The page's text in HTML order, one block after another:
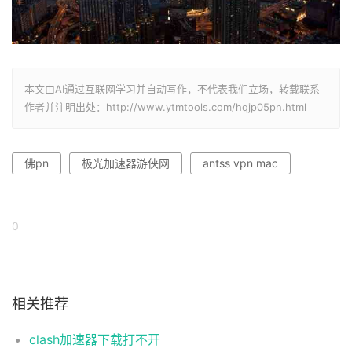
本文由AI通过互联网学习并自动写作，不代表我们立场，转载联系
作者并注明出处：http://www.ytmtools.com/hqjp05pn.html
佛pn 极光加速器游侠网 antss vpn mac
0
相关推荐
clash加速器下载打不开